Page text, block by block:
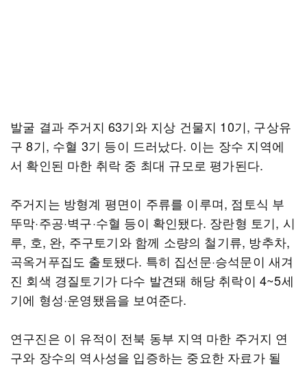
발굴 결과 주거지 63기와 지상 건물지 10기, 구상유
구 8기, 수혈 3기 등이 드러났다. 이는 장수 지역에
서 확인된 마한 취락 중 최대 규모로 평가된다.
주거지는 방형계 평면이 주류를 이루며, 점토식 부
뚜막·주공·벽구·수혈 등이 확인됐다. 장란형 토기, 시
루, 호, 완, 주구토기와 함께 소량의 철기류, 방추차,
곡옥거푸집도 출토됐다. 특히 집선문·승석문이 새겨
진 회색 경질토기가 다수 발견돼 해당 취락이 4~5세
기에 형성·운영됐음을 보여준다.
연구진은 이 유적이 전북 동부 지역 마한 주거지 연
구와 장수의 역사성을 입증하는 중요한 자료가 될